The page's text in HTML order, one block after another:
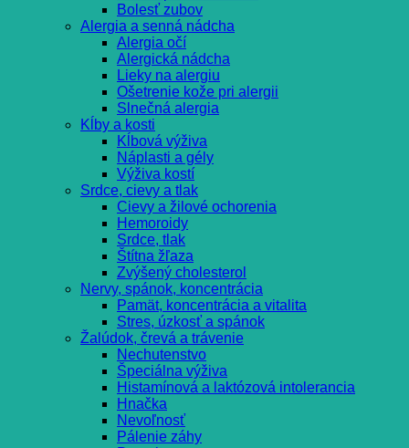
Bolesť zubov
Alergia a senná nádcha
Alergia očí
Alergická nádcha
Lieky na alergiu
Ošetrenie kože pri alergii
Slnečná alergia
Kĺby a kosti
Kĺbová výživa
Náplasti a gély
Výživa kostí
Srdce, cievy a tlak
Cievy a žilové ochorenia
Hemoroidy
Srdce, tlak
Štítna žľaza
Zvýšený cholesterol
Nervy, spánok, koncentrácia
Pamät, koncentrácia a vitalita
Stres, úzkosť a spánok
Žalúdok, črevá a trávenie
Nechutenstvo
Špeciálna výživa
Histamínová a laktózová intolerancia
Hnačka
Nevoľnosť
Pálenie záhy